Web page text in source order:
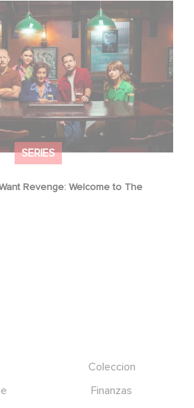
SERIES
Revenge: Welcome to The
Want Revenge: Welcome to The
Coleccion
Finanzas